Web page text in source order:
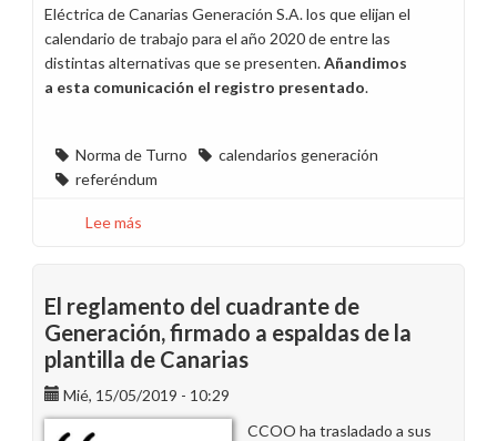
Eléctrica de Canarias Generación S.A. los que elijan el
calendario de trabajo para el año 2020 de entre las
distintas alternativas que se presenten.Añandimos
a esta comunicación el registro presentado.
Norma de Turno
calendarios generación
referéndum
Lee más
consultar
el
calendario
de
turno
de
El reglamento del cuadrante de
Generación, firmado a espaldas de la
plantilla de Canarias
Mié, 15/05/2019 - 10:29
CCOO ha trasladado a sus